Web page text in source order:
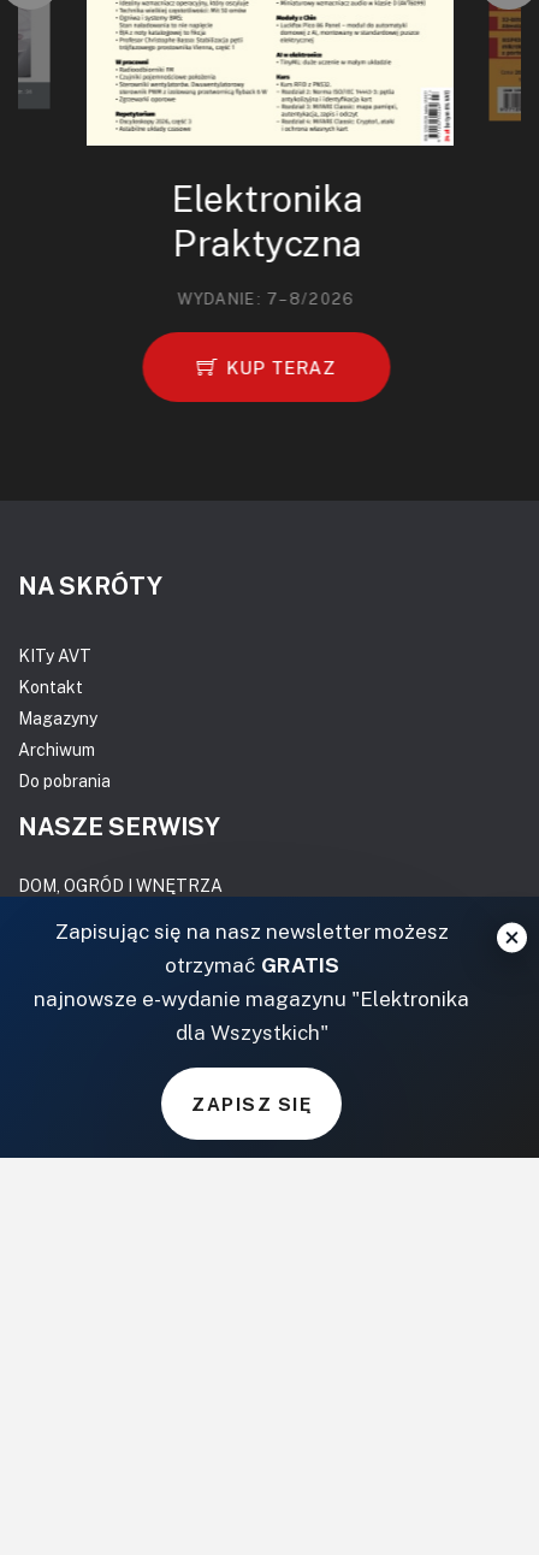
Elektronika
Praktyczna
WYDANIE: 7–8/2026
KUP TERAZ
NA SKRÓTY
KITy AVT
Kontakt
Magazyny
Archiwum
Do pobrania
NASZE SERWISY
DOM, OGRÓD I WNĘTRZA
BudujemyDom.pl
Projekty.BudujemyDom.pl
CoZaIle.pl
Informator Budownictwa
CzasNaWnetrze.pl
Zapisując się na nasz newsletter możesz
otrzymać GRATIS
najnowsze e-wydanie magazynu "Elektronika
dla Wszystkich"
ZAPISZ SIĘ